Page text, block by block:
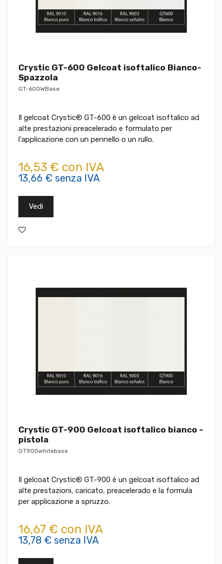
Crystic GT-600 Gelcoat isoftalico Bianco-
Spazzola
GT-600WBase
Il gelcoat Crystic® GT-600 è un gelcoat isoftalico ad
alte prestazioni preacelerado e formulato per
l'applicazione con un pennello o un rullo.
16,53 € con IVA
13,66 € senza IVA
Vedi
Crystic GT-900 Gelcoat isoftalico bianco -
pistola
GT900whitebase
Il gelcoat Crystic® GT-900 è un gelcoat isoftalico ad
alte prestazioni, caricato, preacelerado e la formula
per applicazione a spruzzo.
16,67 € con IVA
13,78 € senza IVA